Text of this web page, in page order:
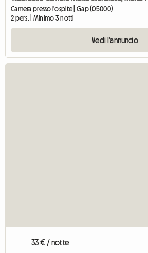
Camera presso l'ospite | Gap (05000)
2 pers. | Minimo 3 notti
Vedi l'annuncio
33 € / notte